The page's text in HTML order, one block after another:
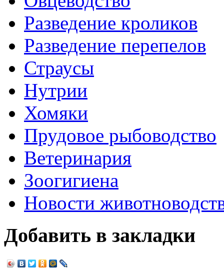
Разведение кроликов
Разведение перепелов
Страусы
Нутрии
Хомяки
Прудовое рыбоводство
Ветеринария
Зоогигиена
Новости
Добавить в закладки